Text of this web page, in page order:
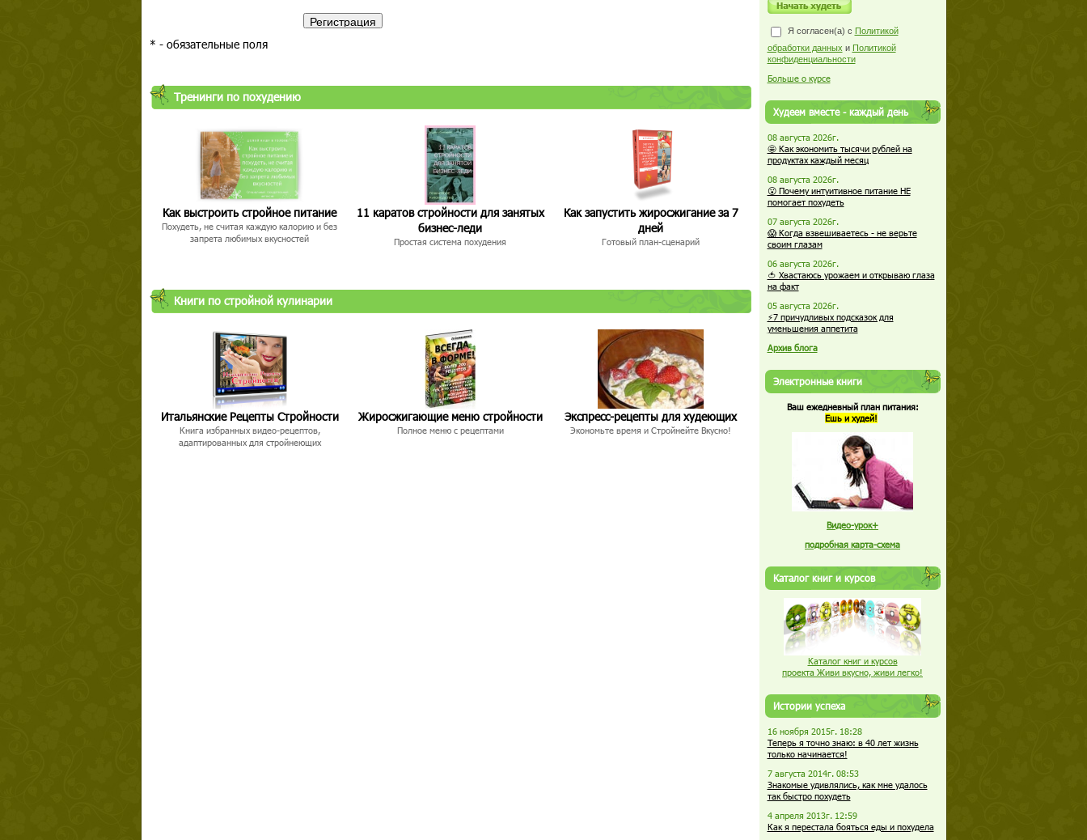
* - обязательные поля
Тренинги по похудению
Как выстроить стройное питание
Похудеть, не считая каждую калорию и без
запрета любимых вкусностей
11 каратов стройности для занятых
бизнес-леди
Простая система похудения
Как запустить жиросжигание за 7
дней
Готовый план-сценарий
Книги по стройной кулинарии
Итальянские Рецепты Стройности
Книга избранных видео-рецептов,
адаптированных для стройнеющих
Жиросжигающие меню стройности
Полное меню с рецептами
Экспресс-рецепты для худеющих
Экономьте время и Стройнейте Вкусно!
Я согласен(а) с Политикой
обработки данных и Политикой
конфиденциальности
Больше о курсе
Худеем вместе - каждый день
08 августа 2026г.
🤩 Как экономить тысячи рублей на
продуктах каждый месяц
08 августа 2026г.
😮 Почему интуитивное питание НЕ
помогает похудеть
07 августа 2026г.
😱 Когда взвешиваетесь - не верьте
своим глазам
06 августа 2026г.
🍅 Хвастаюсь урожаем и открываю глаза
на факт
05 августа 2026г.
⚡7 причудливых подсказок для
уменьшения аппетита
Архив блога
Электронные книги
Ваш ежедневный план питания:
Ешь и худей!
Видео-урок+
подробная карта-схема
Каталог книг и курсов
Каталог книг и курсов
проекта Живи вкусно, живи легко!
Истории успеха
16 ноября 2015г. 18:28
Теперь я точно знаю: в 40 лет жизнь
только начинается!
7 августа 2014г. 08:53
Знакомые удивлялись, как мне удалось
так быстро похудеть
4 апреля 2013г. 12:59
Как я перестала бояться еды и похудела